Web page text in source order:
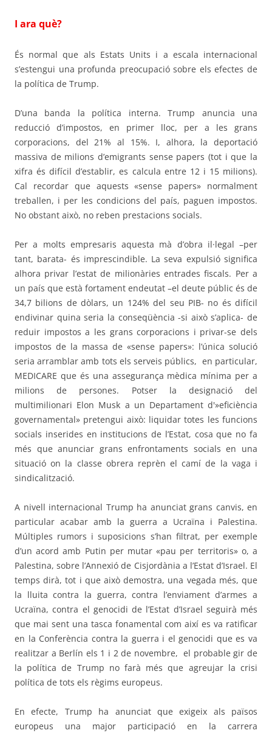
I ara què?
És normal que als Estats Units i a escala internacional
s’estengui una profunda preocupació sobre els efectes de
la política de Trump.
D’una banda la política interna. Trump anuncia una
reducció d’impostos, en primer lloc, per a les grans
corporacions, del 21% al 15%. I, alhora, la deportació
massiva de milions d’emigrants sense papers (tot i que la
xifra és difícil d’establir, es calcula entre 12 i 15 milions).
Cal recordar que aquests «sense papers» normalment
treballen, i per les condicions del país, paguen impostos.
No obstant això, no reben prestacions socials.
Per a molts empresaris aquesta mà d’obra il·legal –per
tant, barata- és imprescindible. La seva expulsió significa
alhora privar l’estat de milionàries entrades fiscals. Per a
un país que està fortament endeutat –el deute públic és de
34,7 bilions de dòlars, un 124% del seu PIB- no és difícil
endivinar quina seria la conseqüència -si això s’aplica- de
reduir impostos a les grans corporacions i privar-se dels
impostos de la massa de «sense papers»: l’única solució
seria arramblar amb tots els serveis públics, en particular,
MEDICARE que és una assegurança mèdica mínima per a
milions de persones. Potser la designació del
multimilionari Elon Musk a un Departament d'»eficiència
governamental» pretengui això: liquidar totes les funcions
socials inserides en institucions de l’Estat, cosa que no fa
més que anunciar grans enfrontaments socials en una
situació on la classe obrera reprèn el camí de la vaga i
sindicalització.
A nivell internacional Trump ha anunciat grans canvis, en
particular acabar amb la guerra a Ucraïna i Palestina.
Múltiples rumors i suposicions s’han filtrat, per exemple
d’un acord amb Putin per mutar «pau per territoris» o, a
Palestina, sobre l’Annexió de Cisjordània a l’Estat d’Israel. El
temps dirà, tot i que això demostra, una vegada més, que
la lluita contra la guerra, contra l’enviament d’armes a
Ucraïna, contra el genocidi de l’Estat d’Israel seguirà més
que mai sent una tasca fonamental com així es va ratificar
en la Conferència contra la guerra i el genocidi que es va
realitzar a Berlín els 1 i 2 de novembre, el probable gir de
la política de Trump no farà més que agreujar la crisi
política de tots els règims europeus.
En efecte, Trump ha anunciat que exigeix als països
europeus una major participació en la carrera